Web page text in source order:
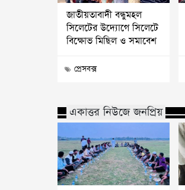
জাতীয়তাবাদী বন্ধুমহল
সিলেটের উদ্যোগে সিলেটে
বিক্ষোভ মিছিল ও সমাবেশ
প্রেসবক্স
একাত্তর নিউজে জনপ্রিয়